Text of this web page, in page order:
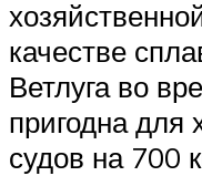
качестве
Ветлуга во
пригодна для
судов на 700